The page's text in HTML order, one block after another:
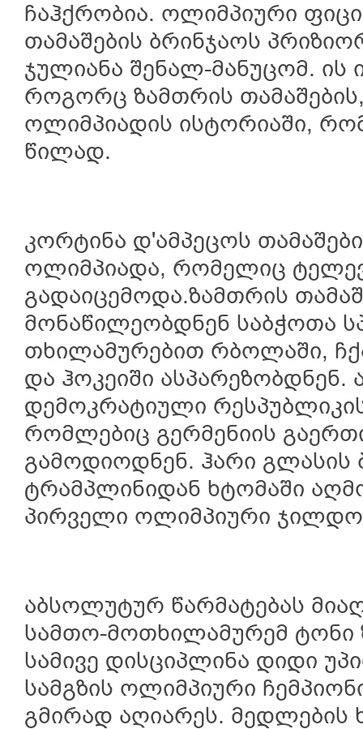
ჩაჰქრობია. ოლიმპიური
თამაშების ბრინჯაოს
ჯულიანა შენალ-მანუცომ. ის
როგორც ზამთრის
ოლიმპიადის ისტორიაში,
წილად.
კორტინა დ'ამპეცოს
ოლიმპიადა, რომელიც
გადაიცემოდა.ზამთრის
მონაწილეობდნენ საბჭოთა
თხილამურებით რბოლაში,
და ჰოკეიში ასპარეზობდნენ.
დემოკრატიული
რომლებიც გერმენიის
გამოდიოდნენ. ჰარი გლასის
ტრამპლინიდან ხტომაში
პირველი ოლიმპიური
აბსოლუტურ წარმატებას
სამთო-მოთხილამურემ
სამივე დისციპლინა დიდი
სამგზის ოლიმპიური
გმირად აღიარეს. მედლების